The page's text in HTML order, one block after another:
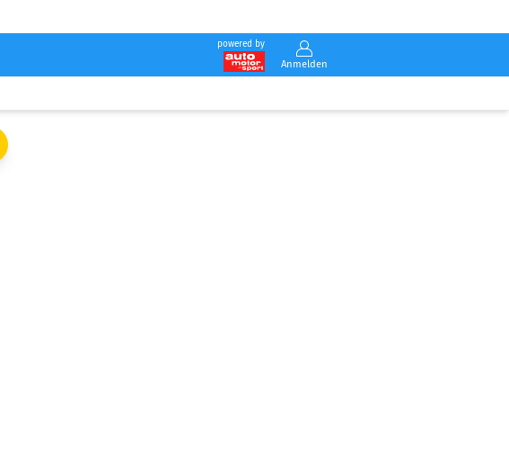
powered by
Anmelden